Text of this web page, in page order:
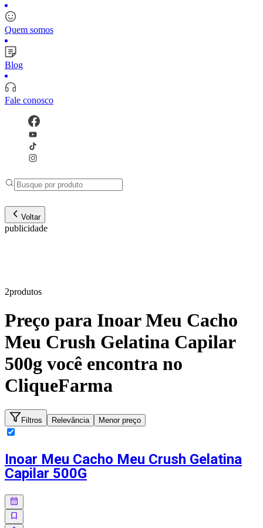
Quem somos
Blog
Fale conosco
Voltar
publicidade
2produtos
Preço para Inoar Meu Cacho
Meu Crush Gelatina Capilar
500g você encontra no
CliqueFarma
Filtros Relevância Menor preço
Inoar Meu Cacho Meu Crush Gelatina
Capilar 500G